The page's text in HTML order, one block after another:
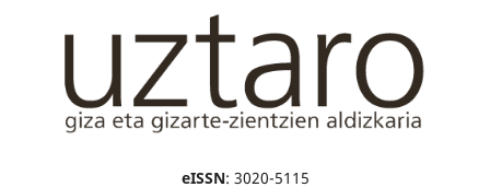
eISSN: 3020-5115